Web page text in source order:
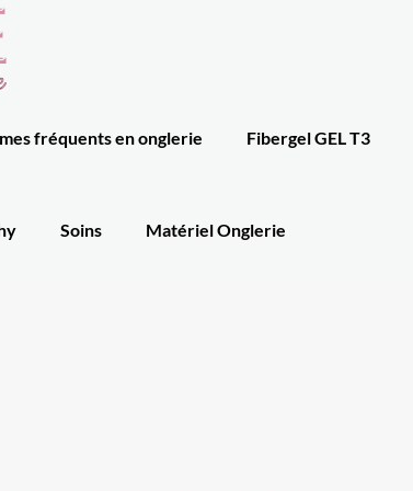
fréquents en onglerie Fibergel GEL T3
Soins Matériel Onglerie